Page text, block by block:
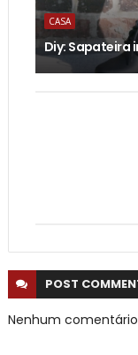
CASA
Diy: Sapateira
POST
Nenhum comentário